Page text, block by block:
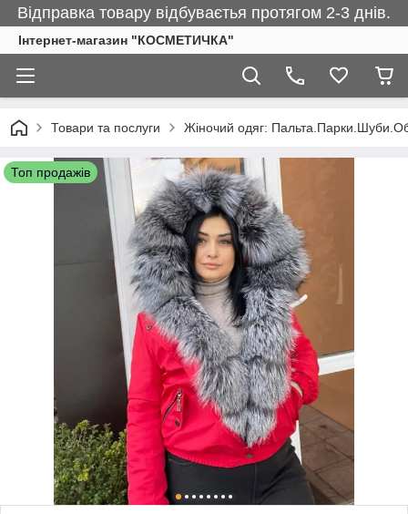
Відправка товару відбуваєтья протягом 2-3 днів.
Інтернет-магазин "КОСМЕТИЧКА"
Товари та послуги Жіночий одяг:
Топ продажів